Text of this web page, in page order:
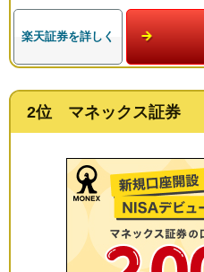
楽天証券を詳しく
2位 マネックス証券